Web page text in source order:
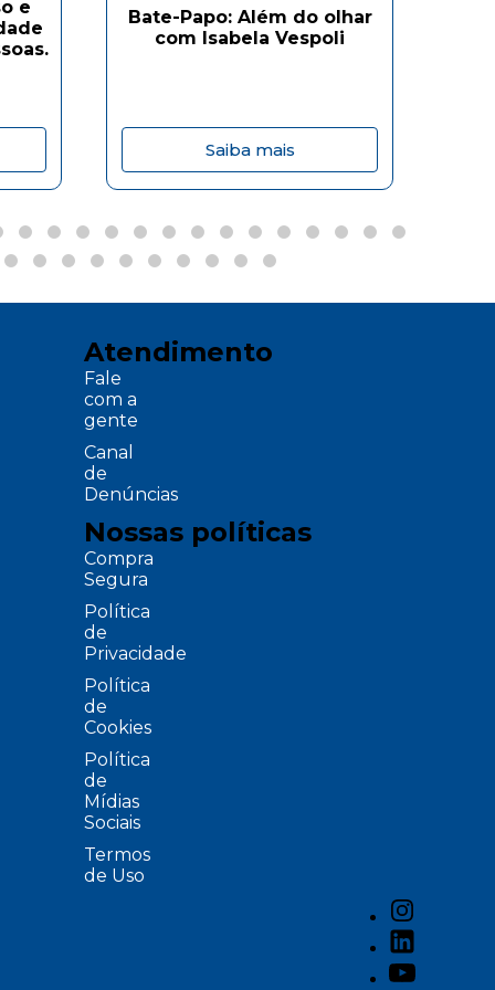
e
Bate-Papo: Além do olhar
com Isabela Vespoli
Saiba mais
Atendimento
Fale
com a
gente
Canal
de
Denúncias
Nossas políticas
Compra
Segura
Política
de
Privacidade
Política
de
Cookies
Política
de
Mídias
Sociais
Termos
de Uso